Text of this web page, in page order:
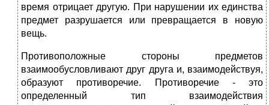
время отрицает другую. При нарушении их единства
предмет разрушается или превращается в новую
вещь.
Противоположные стороны предметов
взаимообусловливают друг друга и, взаимодействуя,
образуют противоречие. Противоречие - это
определенный тип взаимодействия